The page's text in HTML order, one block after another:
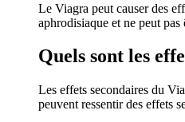
Le Viagra peut causer des
aphrodisiaque et ne peut
Quels sont les
Les effets secondaires du
peuvent ressentir des effets